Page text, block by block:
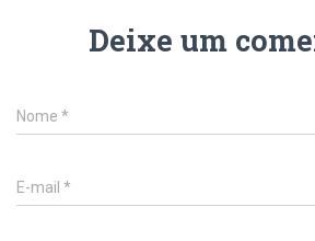
Deixe um
Nome *
E-mail *